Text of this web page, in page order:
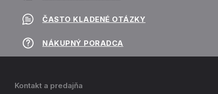
ČASTO KLADENÉ OTÁZKY
NÁKUPNÝ PORADCA
Kontakt a predajňa